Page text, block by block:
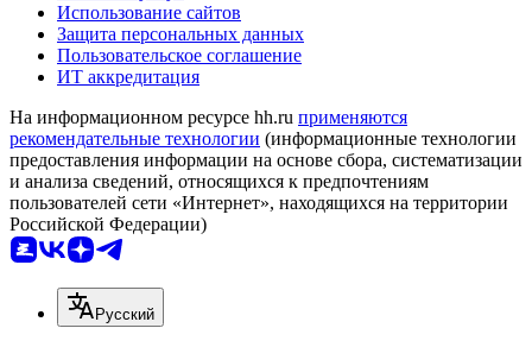
Использование сайтов
Защита персональных данных
Пользовательское соглашение
ИТ аккредитация
На информационном ресурсе hh.ru применяются
рекомендательные технологии (информационные технологии
предоставления информации на основе сбора, систематизации
и анализа сведений, относящихся к предпочтениям
пользователей сети «Интернет», находящихся на территории
Российской Федерации)
Русский